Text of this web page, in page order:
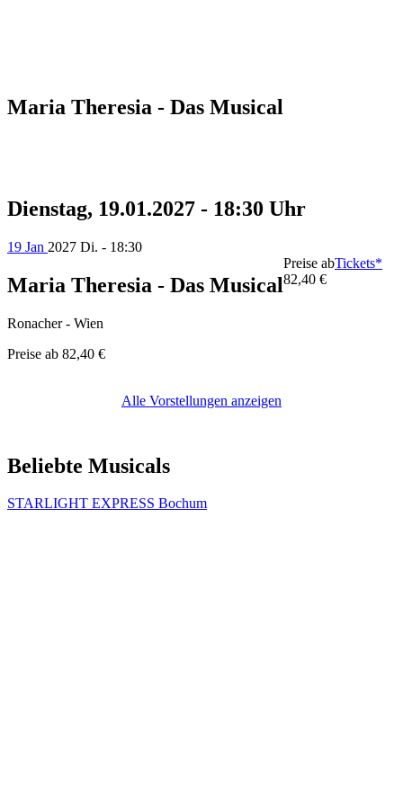
Maria Theresia - Das Musical
Dienstag, 19.01.2027 - 18:30 Uhr
19 Jan 2027 Di. - 18:30
Maria Theresia - Das Musical
Ronacher - Wien
Preise ab 82,40 €
Preise ab
82,40 €
Tickets*
Alle Vorstellungen anzeigen
Beliebte Musicals
STARLIGHT EXPRESS Bochum